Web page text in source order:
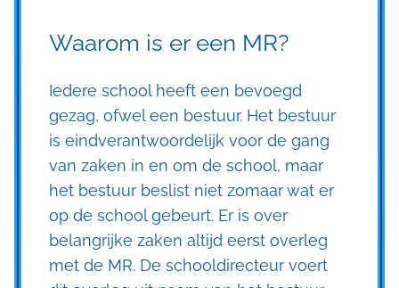
Waarom is er een MR?
Iedere school heeft een bevoegd
gezag, ofwel een bestuur. Het bestuur
is eindverantwoordelijk voor de gang
van zaken in en om de school, maar
het bestuur beslist niet zomaar wat er
op de school gebeurt. Er is over
belangrijke zaken altijd eerst overleg
met de MR. De schooldirecteur voert